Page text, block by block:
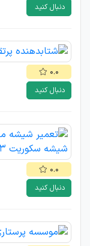
دنبال کنید
۰.۰
دنبال کنید
۰.۰
دنبال کنید